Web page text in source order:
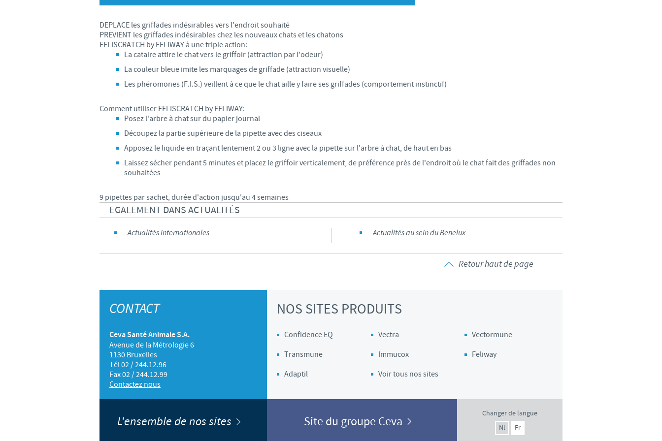
Bulgaria
Canada (EN)
Chile
Colombia
Denmark
Korea
Malaysia
Netherlands
Philippines
Turkey
Vous quittez le site pays pour accéder à un autre site du groupe.
Les contraintes réglementaires et les pratiques médicales varient d'un pays à un autre. En
pertinente à l'usage dans votre pays.
DEPLACE les griffades indésirables vers l'endroit souhaité
PREVIENT les griffades indésirables chez les nouveaux chats et les chatons
FELISCRATCH by FELIWAY à une triple action:
La cataire attire le chat vers le griffoir (attraction par l'odeur)
La couleur bleue imite les marquages de griffade (attraction visuelle)
Les phéromones (F.I.S.) veillent à ce que le chat aille y faire ses griffades (comportement instinctif)
Comment utiliser FELISCRATCH by FELIWAY:
Posez l'arbre à chat sur du papier journal
Découpez la partie supérieure de la pipette avec des ciseaux
Apposez le liquide en traçant lentement 2 ou 3 ligne avec la pipette sur l'arbre à chat, de haut en bas
Laissez sécher pendant 5 minutes et placez le griffoir verticalement, de préférence près de l'endroit où le chat fait des griffades non
souhaitées
9 pipettes par sachet, durée d'action jusqu'au 4 semaines
EGALEMENT DANS ACTUALITÉS
Actualités internationales Actualités au sein du Benelux
Retour haut de page
CONTACT
Ceva Santé Animale S.A.
Avenue de la Métrologie 6
1130 Bruxelles
Tél 02 / 244.12.96
Fax 02 / 244.12.99
Contactez nous
NOS SITES PRODUITS
Confidence EQ Vectra
Vectormune
Transmune
Immucox
Feliway
Adaptil
Voir tous nos sites
L'ensemble de nos sites Site du groupe Ceva
Changer de langue
Nl
Fr